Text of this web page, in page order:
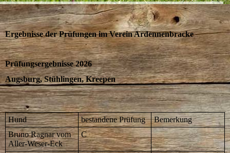
Ergebnisse der Prüfungen im Verein Ardennenbracke
Prüfungsergebnisse 2026
Augsburg, Stühlingen, Kreepen
Hund bestandene Prüfung
Bemerkung
Bruno Ragnar vom
Aller-Weser-Eck
C